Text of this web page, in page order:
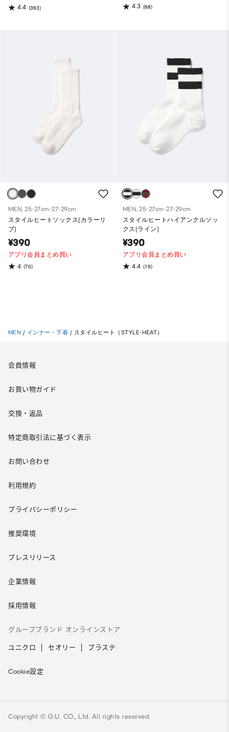
4.4 (363)
4.3 (68)
MEN, 25-27cm-27-29cm
スタイルヒートソックス(カラーリ
ブ)
¥390
アプリ会員まとめ買い
4 (70)
MEN, 25-27cm-27-29cm
スタイルヒートハイアンクルソッ
クス(ライン)
¥390
アプリ会員まとめ買い
4.4 (19)
MEN / インナー・下着 / スタイルヒート（STYLE-HEAT）
会員情報
お買い物ガイド
交換・返品
特定商取引法に基づく表示
お問い合わせ
利用規約
プライバシーポリシー
推奨環境
プレスリリース
企業情報
採用情報
グループブランド オンラインストア
ユニクロ セオリー プラステ
Cookie設定
Copyright © G.U. CO., Ltd. All rights reserved.